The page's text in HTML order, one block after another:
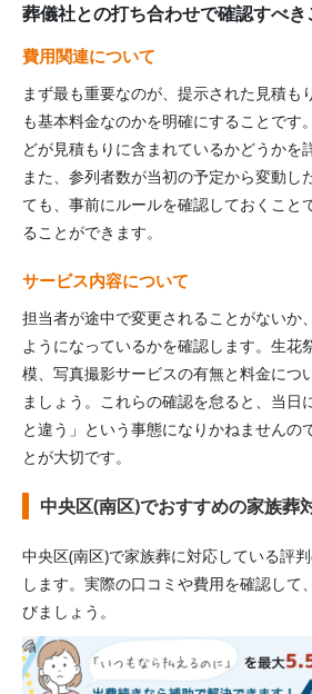
葬儀社との打ち合わせで確認すべき
費用関連について
まず最も重要なのが、提示された見積も
も基本料金なのかを明確にすることです
どが見積もりに含まれているかどうかを
また、参列者数が当初の予定から変動し
ても、事前にルールを確認しておくこと
ることができます。
サービス内容について
担当者が途中で変更されることがないか
ようになっているかを確認します。生花
模、写真撮影サービスの有無と料金につ
ましょう。これらの確認を怠ると、当日
と違う」という事態になりかねませんの
とが大切です。
中央区(南区)でおすすめの家族葬
中央区(南区)で家族葬に対応している評
します。実際の口コミや費用を確認して
びましょう。